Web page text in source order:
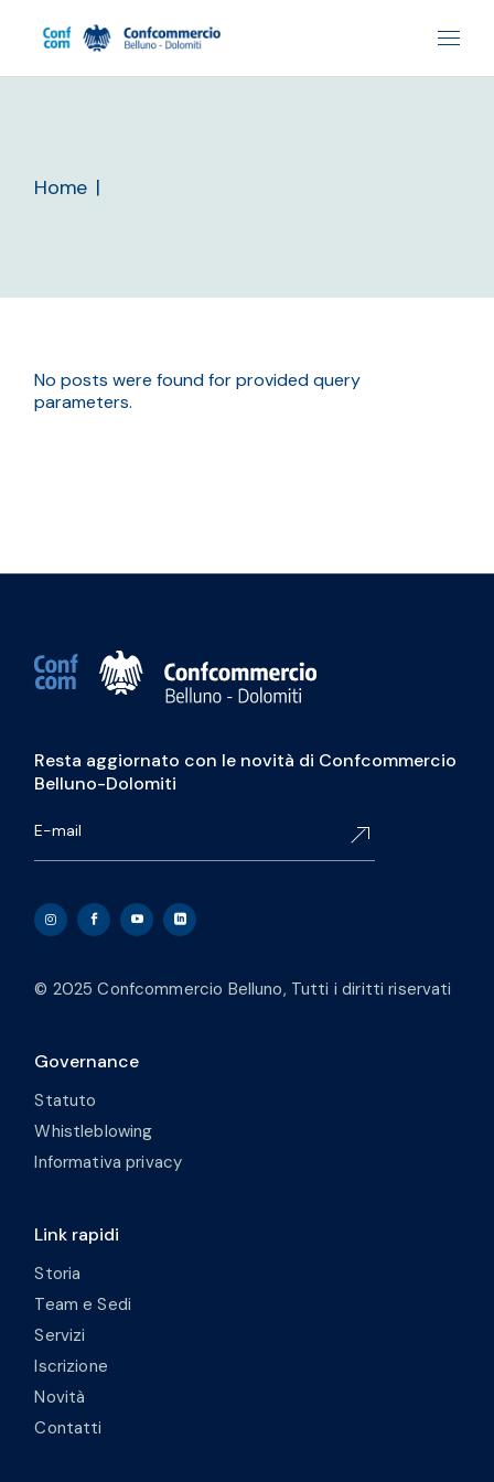
Home
No posts were found for provided query
parameters.
Resta aggiornato con le novità di Confcommercio
Belluno-Dolomiti
© 2025 Confcommercio Belluno, Tutti i diritti riservati
Governance
Statuto
Whistleblowing
Informativa privacy
Link rapidi
Storia
Team e Sedi
Servizi
Iscrizione
Novità
Contatti